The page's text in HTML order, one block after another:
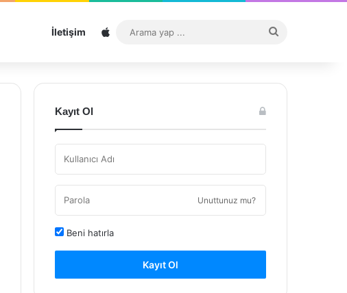
İletişim Sitemap
...
Kayıt Ol
Unuttunuz mu?
Beni hatırla
Kayıt Ol